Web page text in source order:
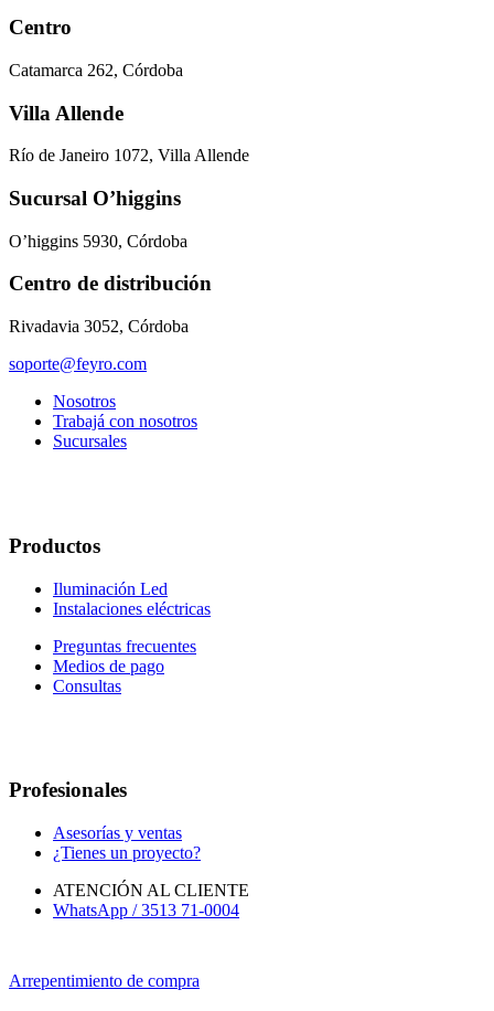
Centro
Catamarca 262, Córdoba
Villa Allende
Río de Janeiro 1072, Villa Allende
Sucursal O’higgins
O’higgins 5930, Córdoba
Centro de distribución
Rivadavia 3052, Córdoba
soporte@feyro.com
Nosotros
Trabajá con nosotros
Sucursales
Productos
Iluminación Led
Instalaciones eléctricas
Preguntas frecuentes
Medios de pago
Consultas
Profesionales
Asesorías y ventas
¿Tienes un proyecto?
ATENCIÓN AL CLIENTE
WhatsApp / 3513 71-0004
Arrepentimiento de compra